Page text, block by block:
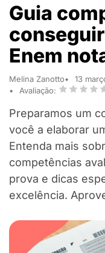
Guia
Enem
Melina Zanotto 13
Avaliação:
Preparamos um
você a elaborar
Entenda mais
competências
prova e dicas
excelência.